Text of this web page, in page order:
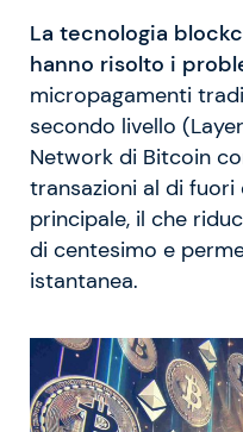
La tecnologia
hanno risolto i
micropagamenti
secondo livello
Network di Bitcoin
transazioni al di
principale, il che
di centesimo e
istantanea.